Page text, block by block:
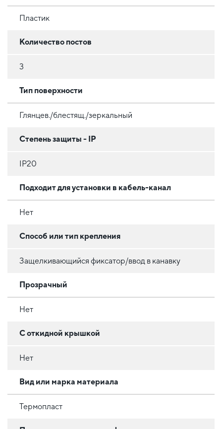
Пластик
Количество постов
3
Тип поверхности
Глянцев./блестящ./зеркальный
Степень защиты - IP
IP20
Подходит для установки в кабель-канал
Нет
Способ или тип крепления
Защелкивающийся фиксатор/ввод в канавку
Прозрачный
Нет
С откидной крышкой
Нет
Вид или марка материала
Термопласт